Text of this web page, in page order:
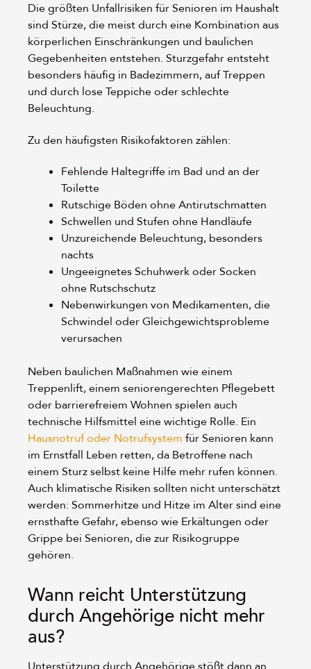
Die größten Unfallrisiken für Senioren im Haushalt
sind Stürze, die meist durch eine Kombination aus
körperlichen Einschränkungen und baulichen
Gegebenheiten entstehen. Sturzgefahr entsteht
besonders häufig in Badezimmern, auf Treppen
und durch lose Teppiche oder schlechte
Beleuchtung.
Zu den häufigsten Risikofaktoren zählen:
Fehlende Haltegriffe im Bad und an der
Toilette
Rutschige Böden ohne Antirutschmatten
Schwellen und Stufen ohne Handläufe
Unzureichende Beleuchtung, besonders
nachts
Ungeeignetes Schuhwerk oder Socken
ohne Rutschschutz
Nebenwirkungen von Medikamenten, die
Schwindel oder Gleichgewichtsprobleme
verursachen
Neben baulichen Maßnahmen wie einem
Treppenlift, einem seniorengerechten Pflegebett
oder barrierefreiem Wohnen spielen auch
technische Hilfsmittel eine wichtige Rolle. Ein
Hausnotruf oder Notrufsystem für Senioren kann
im Ernstfall Leben retten, da Betroffene nach
einem Sturz selbst keine Hilfe mehr rufen können.
Auch klimatische Risiken sollten nicht unterschätzt
werden: Sommerhitze und Hitze im Alter sind eine
ernsthafte Gefahr, ebenso wie Erkältungen oder
Grippe bei Senioren, die zur Risikogruppe
gehören.
Wann reicht Unterstützung
durch Angehörige nicht mehr
aus?